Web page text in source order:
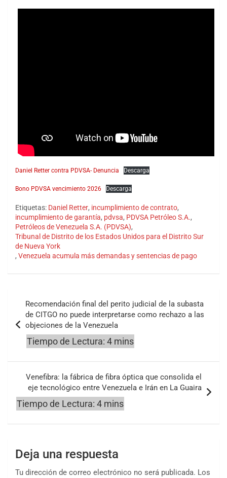
Daniel Retter contra PDVSA- Denuncia Descarga
Bono PDVSA vencimiento 2026 Descarga
Etiquetas: Daniel Retter, incumplimiento de contrato,
incumplimiento de garantía, pdvsa, PDVSA Petróleo S.A.,
Petróleos de Venezuela S.A. (PDVSA),
Tribunal de Distrito de los Estados Unidos para el Distrito Sur
de Nueva York
, Venezuela acumula más demandas y sentencias de pago
entradas
Recomendación final del perito judicial de la subasta
de CITGO no puede interpretarse como rechazo a las
objeciones de la Venezuela
Venefibra: la fábrica de fibra óptica que consolida el
eje tecnológico entre Venezuela e Irán en La Guaira
Deja una respuesta
Tu dirección de correo electrónico no será publicada. Los